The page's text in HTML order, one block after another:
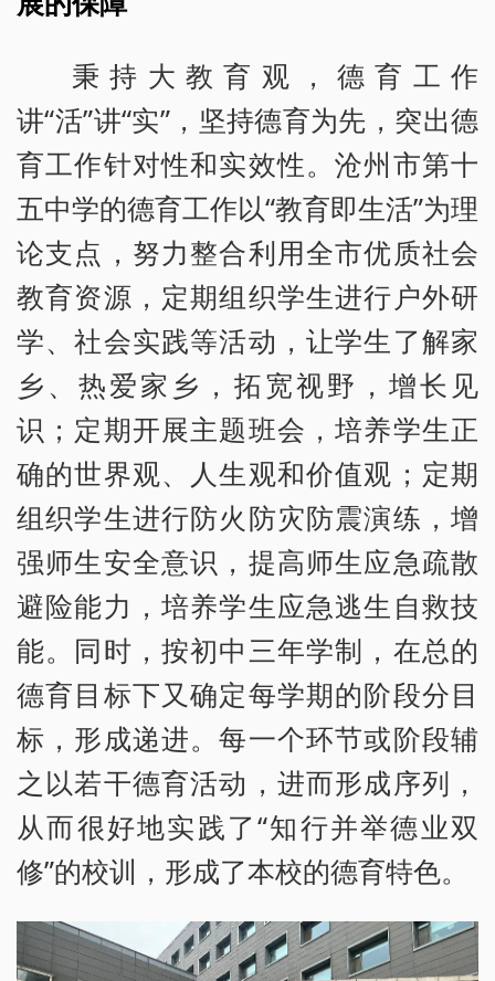
秉持大教育观，德育工作
讲“活”讲“实”，坚持德育为先，突出德
育工作针对性和实效性。沧州市第十
五中学的德育工作以“教育即生活”为理
论支点，努力整合利用全市优质社会
教育资源，定期组织学生进行户外研
学、社会实践等活动，让学生了解家
乡、热爱家乡，拓宽视野，增长见
识；定期开展主题班会，培养学生正
确的世界观、人生观和价值观；定期
组织学生进行防火防灾防震演练，增
强师生安全意识，提高师生应急疏散
避险能力，培养学生应急逃生自救技
能。同时，按初中三年学制，在总的
德育目标下又确定每学期的阶段分目
标，形成递进。每一个环节或阶段辅
之以若干德育活动，进而形成序列，
从而很好地实践了“知行并举德业双
修”的校训，形成了本校的德育特色。